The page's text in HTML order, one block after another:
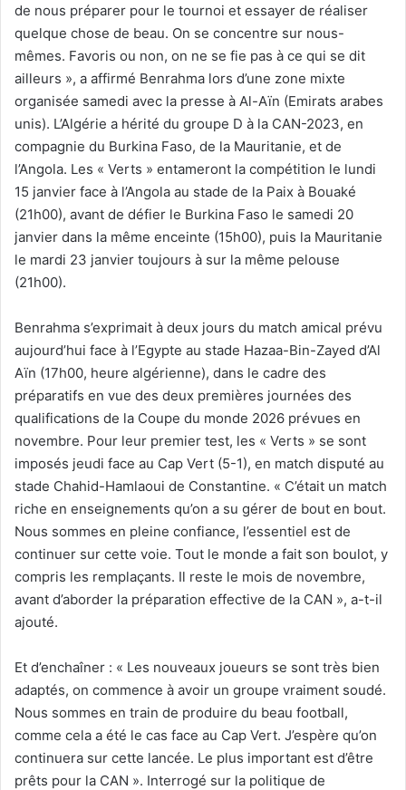
de nous préparer pour le tournoi et essayer de réaliser
quelque chose de beau. On se concentre sur nous-
mêmes. Favoris ou non, on ne se fie pas à ce qui se dit
ailleurs », a affirmé Benrahma lors d’une zone mixte
organisée samedi avec la presse à Al-Aïn (Emirats arabes
unis). L’Algérie a hérité du groupe D à la CAN-2023, en
compagnie du Burkina Faso, de la Mauritanie, et de
l’Angola. Les « Verts » entameront la compétition le lundi
15 janvier face à l’Angola au stade de la Paix à Bouaké
(21h00), avant de défier le Burkina Faso le samedi 20
janvier dans la même enceinte (15h00), puis la Mauritanie
le mardi 23 janvier toujours à sur la même pelouse
(21h00).
Benrahma s’exprimait à deux jours du match amical prévu
aujourd’hui face à l’Egypte au stade Hazaa-Bin-Zayed d’Al
Aïn (17h00, heure algérienne), dans le cadre des
préparatifs en vue des deux premières journées des
qualifications de la Coupe du monde 2026 prévues en
novembre. Pour leur premier test, les « Verts » se sont
imposés jeudi face au Cap Vert (5-1), en match disputé au
stade Chahid-Hamlaoui de Constantine. « C’était un match
riche en enseignements qu’on a su gérer de bout en bout.
Nous sommes en pleine confiance, l’essentiel est de
continuer sur cette voie. Tout le monde a fait son boulot, y
compris les remplaçants. Il reste le mois de novembre,
avant d’aborder la préparation effective de la CAN », a-t-il
ajouté.
Et d’enchaîner : « Les nouveaux joueurs se sont très bien
adaptés, on commence à avoir un groupe vraiment soudé.
Nous sommes en train de produire du beau football,
comme cela a été le cas face au Cap Vert. J’espère qu’on
continuera sur cette lancée. Le plus important est d’être
prêts pour la CAN ». Interrogé sur la politique de